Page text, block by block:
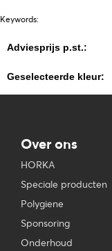
Keywords:
Adviesprijs p.st.:
Geselecteerde kleur:
Over ons
HORKA
Speciale producten
Polygiene
Sponsoring
Onderhoud